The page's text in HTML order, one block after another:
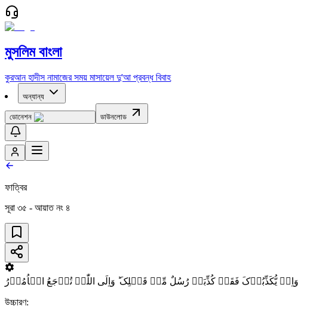
মুসলিম বাংলা
কুরআন হাদীস নামাজের সময় মাসায়েল দু'আ প্রবন্ধ বিবাহ
অন্যান্য
ডোনেশন ডাউনলোড
ফাত্বির
সূরা ৩৫ - আয়াত নং ৪
وَاِنۡ یُّکَذِّبُوۡکَ فَقَدۡ کُذِّبَتۡ رُسُلٌ مِّنۡ قَبۡلِکَ ؕ وَاِلَی اللّٰہِ تُرۡجَعُ الۡاُمُوۡرُ
উচ্চারণ: